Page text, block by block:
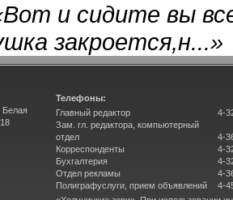
Вот и сидите вы
закроется,н...»
Белая
Телефоны:
Главный редактор
Зам. гл. редактора, компьютерный
отдел
Корреспонденты
Бухгалтерия
Отдел рекламы
Полиграфуслуги, прием объявлений
4-
4-
4-
4-
4-
4-